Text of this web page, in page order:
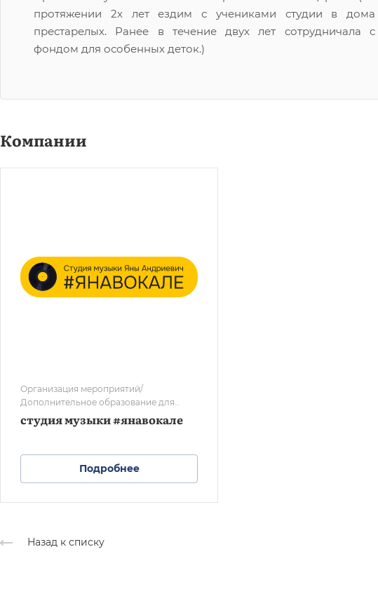
протяжении 2х лет ездим с учениками студии в дома
престарелых. Ранее в течение двух лет сотрудничала с
фондом для особенных деток.)
Компании
Организация мероприятий/
Дополнительное образование для
студия музыки #янавокале
Подробнее
Назад к списку